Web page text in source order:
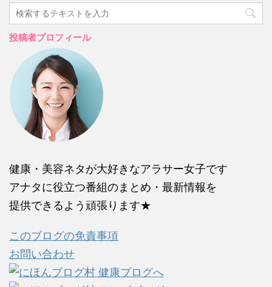
投稿者プロフィール
健康・美容ネタが大好きなアラサー女子です
アナタに役立つ番組のまとめ・最新情報を
提供できるよう頑張ります★
このブログの免責事項
お問い合わせ